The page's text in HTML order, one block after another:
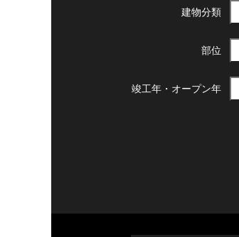
建物分類
部位
竣工年・ オープン年